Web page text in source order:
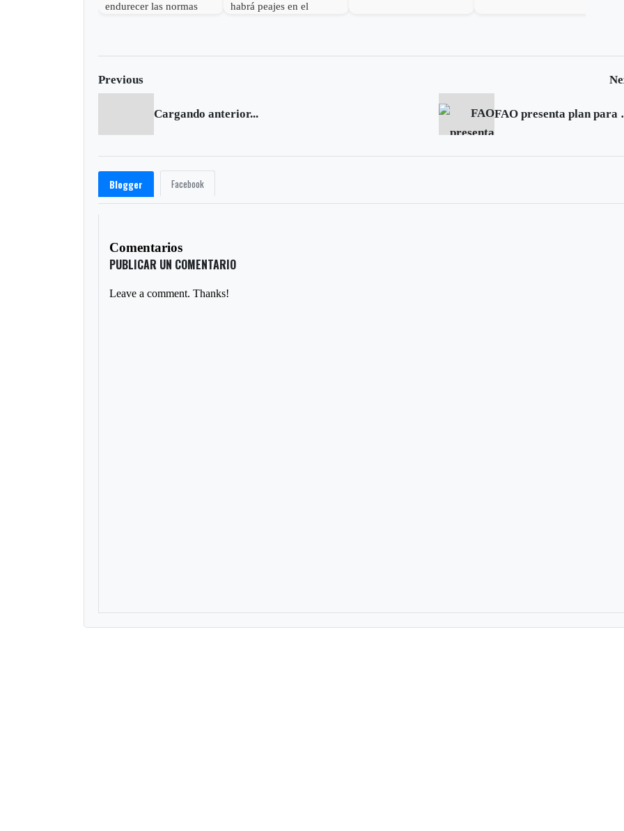
endurecer las normas
habrá peajes en el
Previous
Cargando anterior... FAO presenta
Blogger Facebook
Comentarios
PUBLICAR UN COMENTARIO
Leave a comment. Thanks!